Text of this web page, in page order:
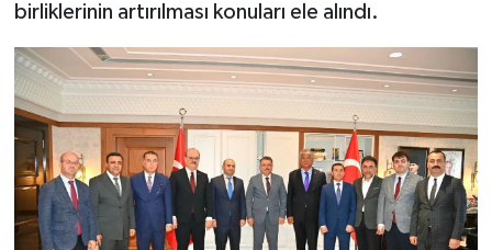
birliklerinin artırılması konuları ele alındı.